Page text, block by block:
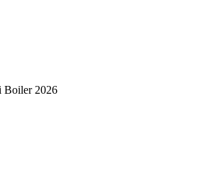
Boiler 2026